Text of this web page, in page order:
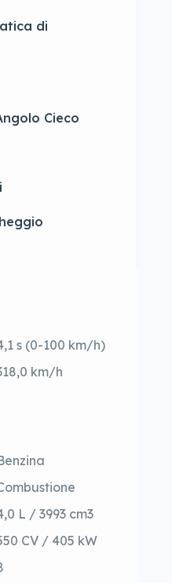
di
Cieco
s (0-100 km/h)
km/h
L / 3993 cm3
CV / 405 kW